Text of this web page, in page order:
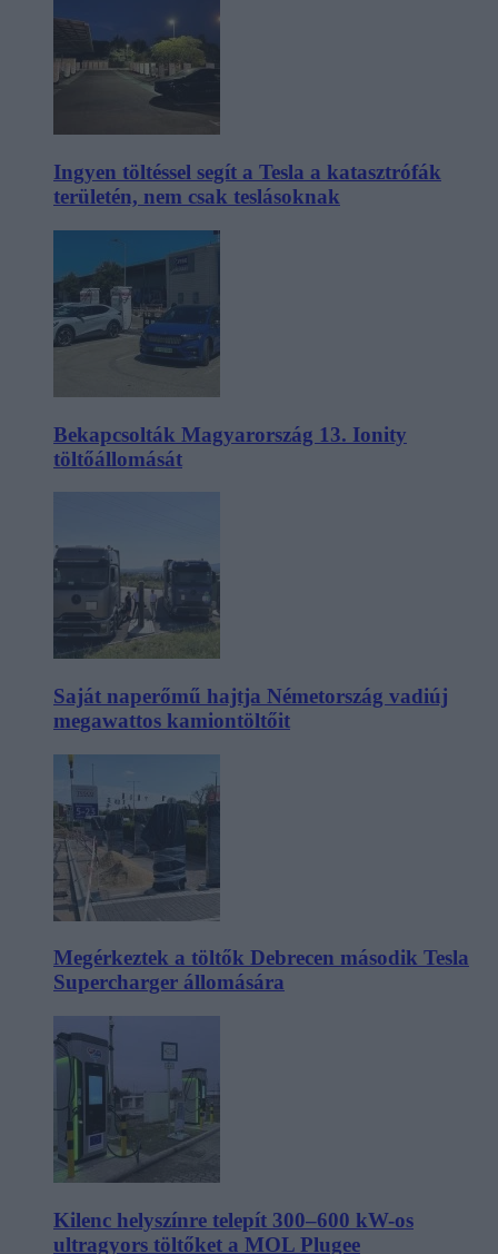
Ingyen töltéssel segít a Tesla a katasztrófák
területén, nem csak teslásoknak
Bekapcsolták Magyarország 13. Ionity
töltőállomását
Saját naperőmű hajtja Németország vadiúj
megawattos kamiontöltőit
Megérkeztek a töltők Debrecen második Tesla
Supercharger állomására
Kilenc helyszínre telepít 300–600 kW-os
ultragyors töltőket a MOL Plugee